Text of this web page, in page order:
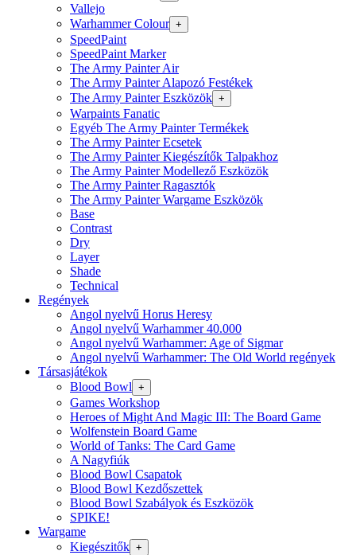
Vallejo
Warhammer Colour +
SpeedPaint
SpeedPaint Marker
The Army Painter Air
The Army Painter Alapozó Festékek
The Army Painter Eszközök +
Warpaints Fanatic
Egyéb The Army Painter Termékek
The Army Painter Ecsetek
The Army Painter Kiegészítők Talpakhoz
The Army Painter Modellező Eszközök
The Army Painter Ragasztók
The Army Painter Wargame Eszközök
Base
Contrast
Dry
Layer
Shade
Technical
Regények
Angol nyelvű Horus Heresy
Angol nyelvű Warhammer 40.000
Angol nyelvű Warhammer: Age of Sigmar
Angol nyelvű Warhammer: The Old World regények
Társasjátékok
Blood Bowl +
Games Workshop
Heroes of Might And Magic III: The Board Game
Wolfenstein Board Game
World of Tanks: The Card Game
A Nagyfiúk
Blood Bowl Csapatok
Blood Bowl Kezdőszettek
Blood Bowl Szabályok és Eszközök
SPIKE!
Wargame
Kiegészitők +